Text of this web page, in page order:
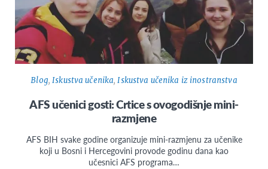
Blog,Iskustva učenika,Iskustva učenika iz inostranstva
AFS učenici gosti: Crtice s ovogodišnje mini-
razmjene
AFS BIH svake godine organizuje mini-razmjenu za učenike
koji u Bosni i Hercegovini provode godinu dana kao
učesnici AFS programa…